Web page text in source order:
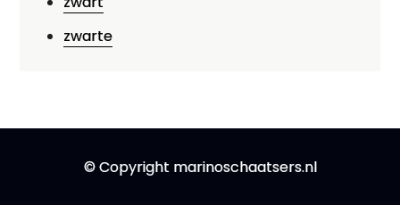
zwarte
© Copyright marinoschaatsers.nl